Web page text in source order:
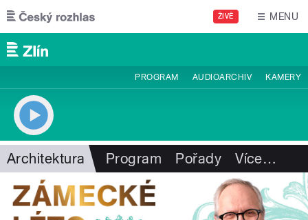
Přejít k hlavnímu obsahu
ŽIVĚ MENU
PROGRAM AUDIOARCHIV KAMERY
Architektura Program Pořady Více…